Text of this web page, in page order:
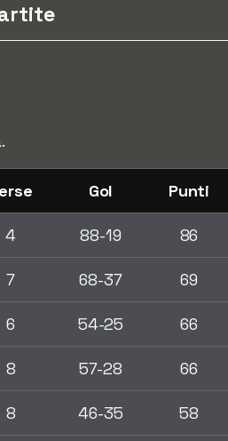
Gol Punti
4 88-19 86
7 68-37 69
6 54-25 66
8 57-28 66
8 46-35 58